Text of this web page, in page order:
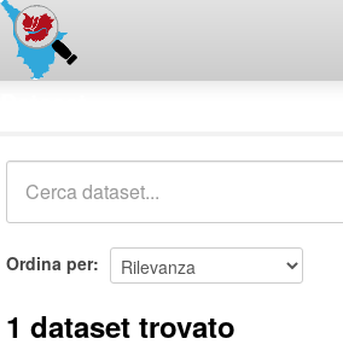
Ordina per
1 dataset trovato